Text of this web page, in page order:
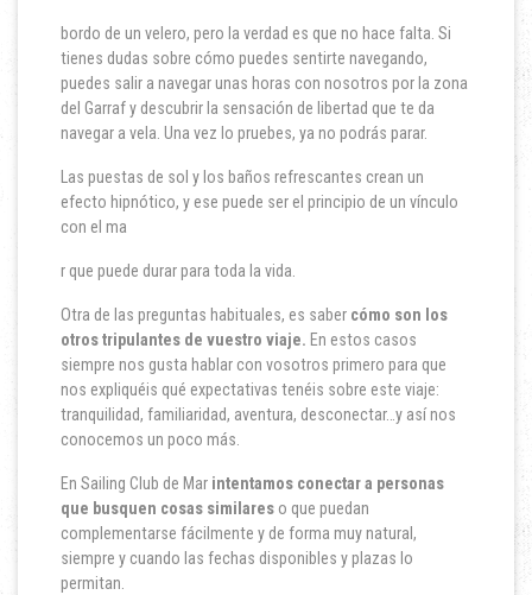
bordo de un velero, pero la verdad es que no hace falta. Si
tienes dudas sobre cómo puedes sentirte navegando,
puedes salir a navegar unas horas con nosotros por la zona
del Garraf y descubrir la sensación de libertad que te da
navegar a vela. Una vez lo pruebes, ya no podrás parar.
Las puestas de sol y los baños refrescantes crean un
efecto hipnótico, y ese puede ser el principio de un vínculo
con el ma
r que puede durar para toda la vida.
Otra de las preguntas habituales, es saber cómo son los
otros tripulantes de vuestro viaje. En estos casos
siempre nos gusta hablar con vosotros primero para que
nos expliquéis qué expectativas tenéis sobre este viaje:
tranquilidad, familiaridad, aventura, desconectar…y así nos
conocemos un poco más.
En Sailing Club de Mar intentamos conectar a personas
que busquen cosas similareso que puedan
complementarse fácilmente y de forma muy natural,
siempre y cuando las fechas disponibles y plazas lo
permitan.